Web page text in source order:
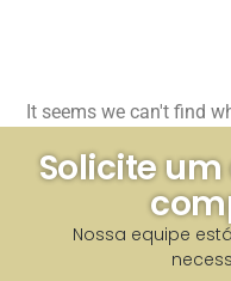
It seems we can't find
Solicite
Nossa equipe